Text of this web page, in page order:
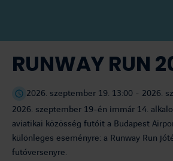
RUNWAY RUN
2026. szeptember 19. 13:00 - 2026.
2026. szeptember 19-én immár 14.
aviatikai közösség futóit a Budapest
különleges eseményre: a Runway Run
futóversenyre.